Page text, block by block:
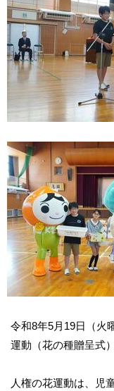
令和8年5月19日（火
運動（花の種贈呈式
人権の花運動は、児